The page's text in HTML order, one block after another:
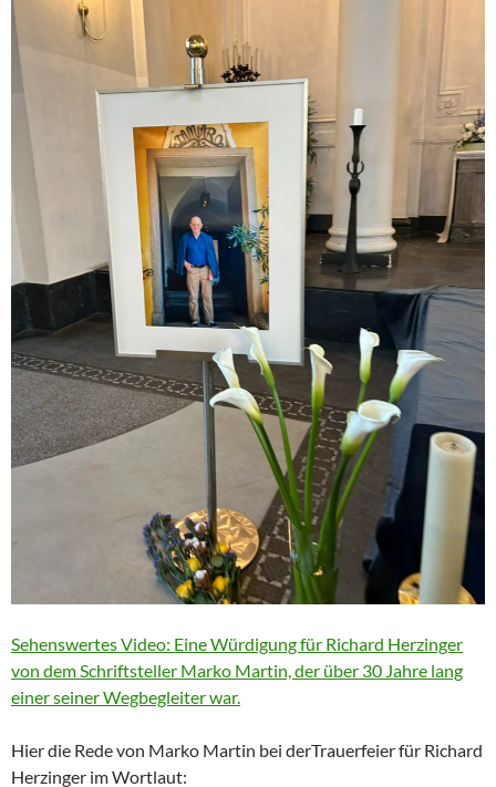
Sehenswertes Video: Eine Würdigung für Richard Herzinger
von dem Schriftsteller Marko Martin, der über 30 Jahre lang
einer seiner Wegbegleiter war.
Hier die Rede von Marko Martin bei derTrauerfeier für Richard
Herzinger im Wortlaut: